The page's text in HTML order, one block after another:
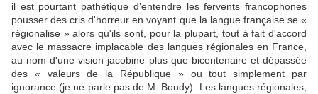
il est pourtant pathétique d’entendre les fervents francophones
pousser des cris d'horreur en voyant que la langue française se «
régionalise » alors qu'ils sont, pour la plupart, tout à fait d'accord
avec le massacre implacable des langues régionales en France,
au nom d'une vision jacobine plus que bicentenaire et dépassée
des « valeurs de la République » ou tout simplement par
ignorance (je ne parle pas de M. Boudy). Les langues régionales,